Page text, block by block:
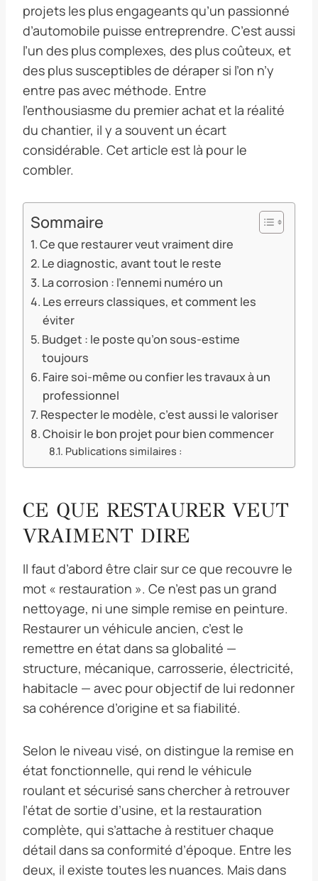
projets les plus engageants qu’un passionné
d’automobile puisse entreprendre. C’est aussi
l’un des plus complexes, des plus coûteux, et
des plus susceptibles de déraper si l’on n’y
entre pas avec méthode. Entre
l’enthousiasme du premier achat et la réalité
du chantier, il y a souvent un écart
considérable. Cet article est là pour le
combler.
Sommaire
Ce que restaurer veut vraiment dire
Le diagnostic, avant tout le reste
La corrosion : l’ennemi numéro un
Les erreurs classiques, et comment les
éviter
Budget : le poste qu’on sous-estime
toujours
Faire soi-même ou confier les travaux à un
professionnel
Respecter le modèle, c’est aussi le valoriser
Choisir le bon projet pour bien commencer
Publications similaires :
CE QUE RESTAURER VEUT
VRAIMENT DIRE
Il faut d’abord être clair sur ce que recouvre le
mot « restauration ». Ce n’est pas un grand
nettoyage, ni une simple remise en peinture.
Restaurer un véhicule ancien, c’est le
remettre en état dans sa globalité —
structure, mécanique, carrosserie, électricité,
habitacle — avec pour objectif de lui redonner
sa cohérence d’origine et sa fiabilité.
Selon le niveau visé, on distingue la remise en
état fonctionnelle, qui rend le véhicule
roulant et sécurisé sans chercher à retrouver
l’état de sortie d’usine, et la restauration
complète, qui s’attache à restituer chaque
détail dans sa conformité d’époque. Entre les
deux, il existe toutes les nuances. Mais dans